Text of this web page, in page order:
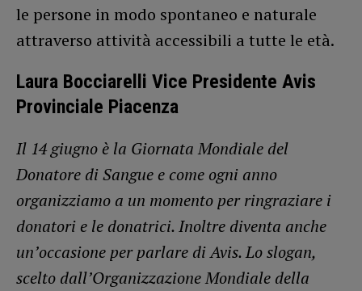
le persone in modo spontaneo e naturale
attraverso attività accessibili a tutte le età.
Laura Bocciarelli Vice Presidente Avis
Provinciale Piacenza
Il 14 giugno è la Giornata Mondiale del
Donatore di Sangue e come ogni anno
organizziamo a un momento per ringraziare i
donatori e le donatrici. Inoltre diventa anche
un’occasione per parlare di Avis. Lo slogan,
scelto dall’Organizzazione Mondiale della